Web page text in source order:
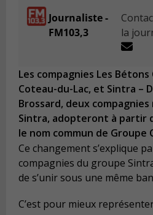
Journaliste -
FM103,3
la
Les compagnies Les
Coteau-du-Lac, et Sintra –
Brossard, deux
Sintra, adopteront à partir
le nom commun de Groupe
Ce changement s’explique
compagnies du groupe
de s’unir sous une même
C’est pour mieux